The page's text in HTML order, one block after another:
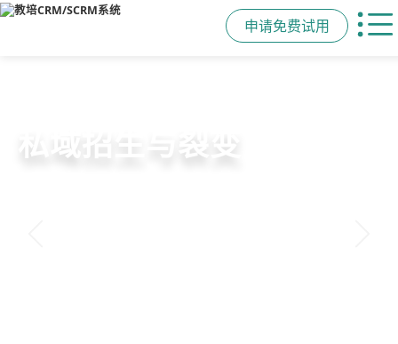
申请免费试用
以学员为中心，打通从引流、转化、
智能销售漏斗
精细化客户运营
私域招生与裂变